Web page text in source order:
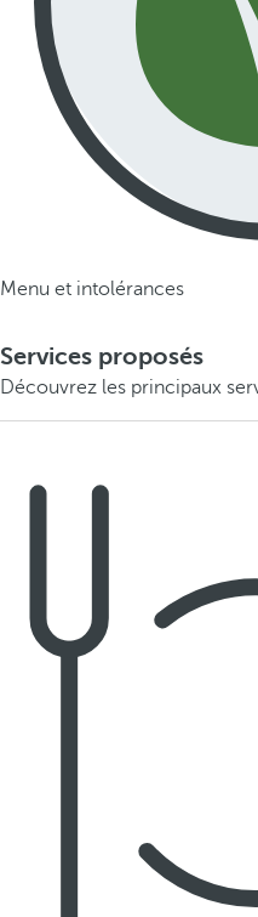
Menu et intolérances
Services proposés
Découvrez les principaux